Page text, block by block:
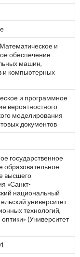
и
обеспечение
машин,
и компьютерных
и программное
вероятностного
моделирования
документов
государственное
образовательное
высшего
«Санкт-
национальный
университет
технологий,
(Университет